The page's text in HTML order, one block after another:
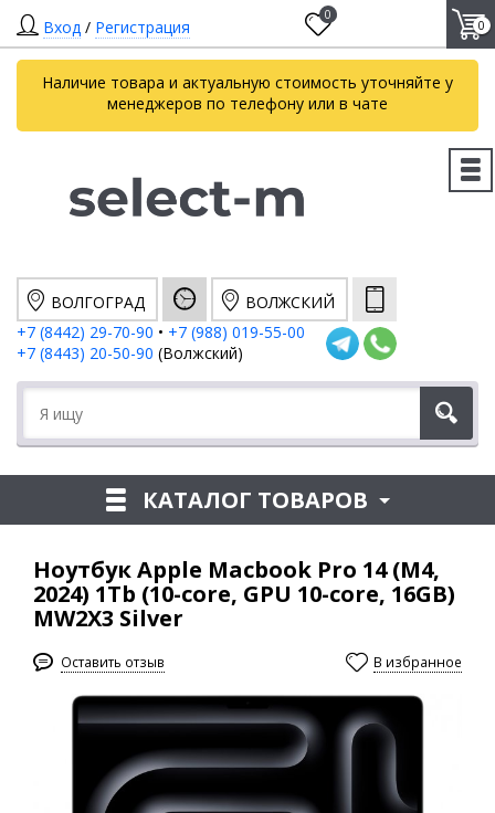
Вход / Регистрация
0
0
Наличие товара и актуальную стоимость уточняйте у
менеджеров по телефону или в чате
ВОЛГОГРАД
ВОЛЖСКИЙ
+7 (8442) 29-70-90 • +7 (988) 019-55-00
+7 (8443) 20-50-90 (Волжский)
КАТАЛОГ ТОВАРОВ
Ноутбук Apple Macbook Pro 14 (M4,
2024) 1Tb (10-core, GPU 10-core, 16GB)
MW2X3 Silver
Оставить отзыв В избранное